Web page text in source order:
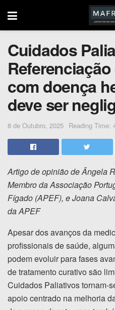
Cuidados
com doença
deve ser
8 de Outubro, 2025 Reading Time:
Artigo de opinião de Ângela
Membro da Associação
Fígado (APEF), e Joana
da APEF
Apesar dos avanços da
profissionais de saúde,
podem evoluir para fases
de tratamento curativo são
Cuidados Paliativos tornam-
apoio centrado na melhoria